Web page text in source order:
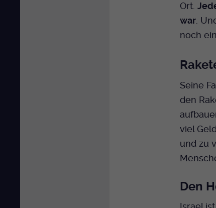
Ort.
war.
noch
Seine
den
viel
und zu
Den